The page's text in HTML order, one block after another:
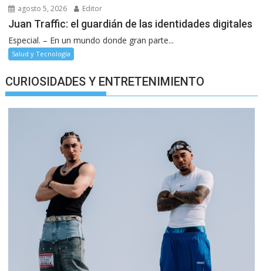
agosto 5, 2026 Editor
Juan Traffic: el guardián de las identidades digitales
Especial. – En un mundo donde gran parte...
Salud y Tecnología
CURIOSIDADES Y ENTRETENIMIENTO